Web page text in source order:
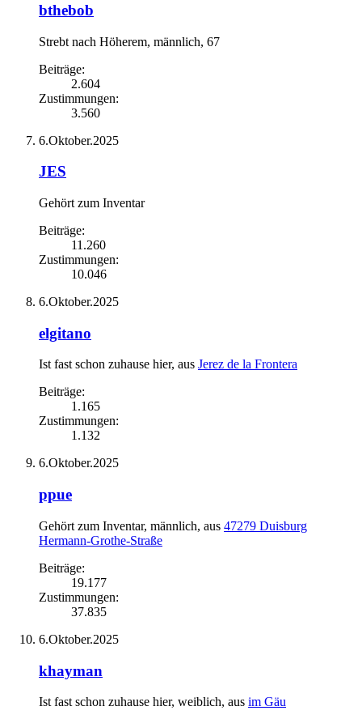
bthebob
Strebt nach Höherem, männlich, 67
Beiträge:
2.604
Zustimmungen:
3.560
6.Oktober.2025
JES
Gehört zum Inventar
Beiträge:
11.260
Zustimmungen:
10.046
6.Oktober.2025
elgitano
Ist fast schon zuhause hier, aus Jerez de la Frontera
Beiträge:
1.165
Zustimmungen:
1.132
6.Oktober.2025
ppue
Gehört zum Inventar, männlich, aus 47279 Duisburg
Hermann-Grothe-Straße
Beiträge:
19.177
Zustimmungen:
37.835
6.Oktober.2025
khayman
Ist fast schon zuhause hier, weiblich, aus im Gäu